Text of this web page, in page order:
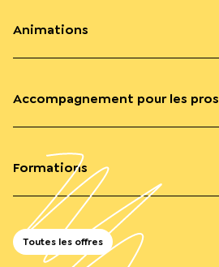
Animations
Accompagnement pour les pros
Formations
Toutes les offres